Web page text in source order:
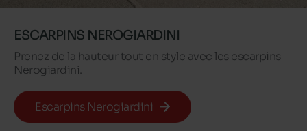
ESCARPINS NEROGIARDINI
Prenez de la hauteur tout en style avec les escarpins
Nerogiardini.
Escarpins Nerogiardini